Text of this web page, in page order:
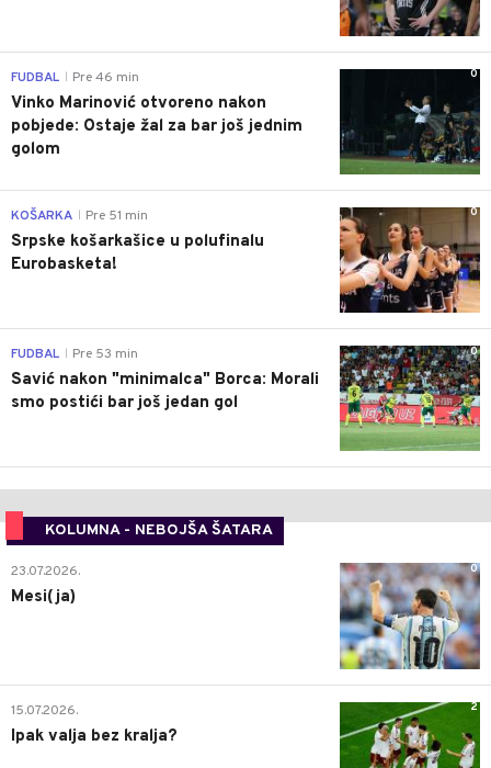
0
FUDBAL Pre 46 min
Vinko Marinović otvoreno nakon
pobjede: Ostaje žal za bar još jednim
golom
0
KOŠARKA Pre 51 min
Srpske košarkašice u polufinalu
Eurobasketa!
0
FUDBAL Pre 53 min
Savić nakon "minimalca" Borca: Morali
smo postići bar još jedan gol
KOLUMNA - NEBOJŠA ŠATARA
0
23.07.2026.
Mesi(ja)
2
15.07.2026.
Ipak valja bez kralja?